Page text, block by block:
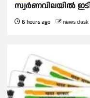
സ്വർണവിലയില്‍
6 hours ago news desk